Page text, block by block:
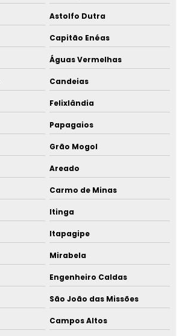
Astolfo Dutra
Capitão Enéas
Águas Vermelhas
Candeias
Felixlândia
Papagaios
Grão Mogol
Areado
Carmo de Minas
Itinga
Itapagipe
Mirabela
Engenheiro Caldas
São João das Missões
Campos Altos